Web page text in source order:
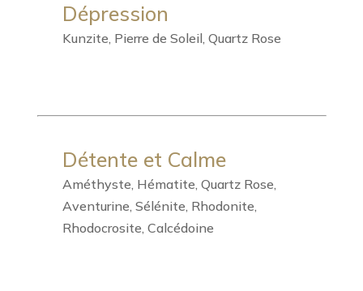
Dépression
Kunzite, Pierre de Soleil, Quartz Rose
Détente et Calme
Améthyste, Hématite, Quartz Rose,
Aventurine, Sélénite, Rhodonite,
Rhodocrosite, Calcédoine